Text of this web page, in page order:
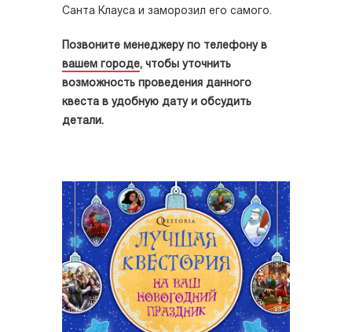
Санта Клауса и заморозил его самого.
Позвоните менеджеру по телефону в
вашем городе, чтобы уточнить
возможность проведения данного
квеста в удобную дату и обсудить
детали.